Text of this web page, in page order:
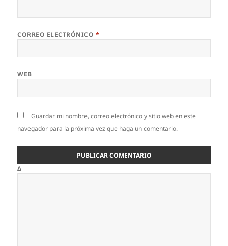
CORREO ELECTRÓNICO *
WEB
Guardar mi nombre, correo electrónico y sitio web en este
navegador para la próxima vez que haga un comentario.
Δ